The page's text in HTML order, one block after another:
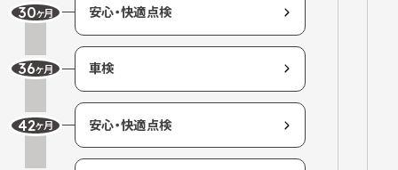
30ヶ月 安心・快適点検
36ヶ月 車検
42ヶ月 安心・快適点検